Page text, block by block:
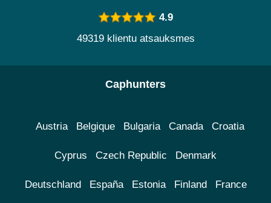
4.9
49319 klientu atsauksmes
Caphunters
Austria Belgique Bulgaria Canada Croatia
Cyprus Czech Republic Denmark
Deutschland España Estonia Finland France